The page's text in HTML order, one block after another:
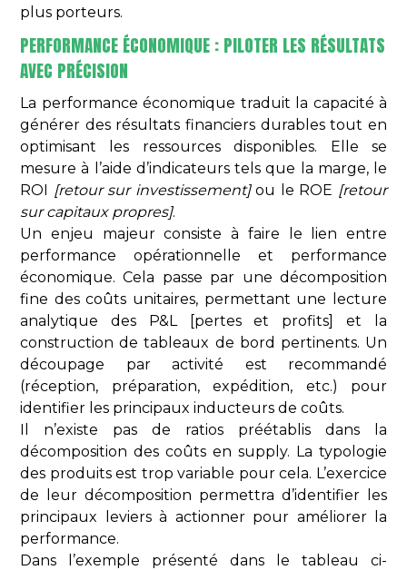
plus porteurs.
PERFORMANCE ÉCONOMIQUE : PILOTER LES RÉSULTATS
AVEC PRÉCISION
La performance économique traduit la capacité à
générer des résultats financiers durables tout en
optimisant les ressources disponibles. Elle se
mesure à l’aide d’indicateurs tels que la marge, le
ROI [retour sur investissement]ou le ROE [retour
sur capitaux propres].
Un enjeu majeur consiste à faire le lien entre
performance opérationnelle et performance
économique. Cela passe par une décomposition
fine des coûts unitaires, permettant une lecture
analytique des P&L [pertes et profits] et la
construction de tableaux de bord pertinents. Un
découpage par activité est recommandé
(réception, préparation, expédition, etc.) pour
identifier les principaux inducteurs de coûts.
Il n’existe pas de ratios préétablis dans la
décomposition des coûts en supply. La typologie
des produits est trop variable pour cela. L’exercice
de leur décomposition permettra d’identifier les
principaux leviers à actionner pour améliorer la
performance.
Dans l’exemple présenté dans le tableau ci-